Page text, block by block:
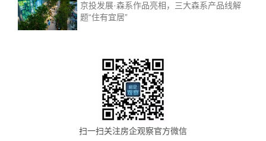
京投发展·森系作品亮相，三大森系产品线解
题“住有宜居”
扫一扫关注房企观察官方微信